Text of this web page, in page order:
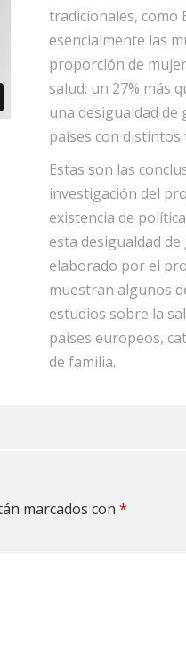
tradicionales, como
esencialmente las
proporción de
salud: un 27% más
una desigualdad
países con distintos
Estas son las
investigación del
existencia de
esta desigualdad
elaborado por el
muestran algunos
estudios sobre la
países europeos,
de familia.
marcados con *